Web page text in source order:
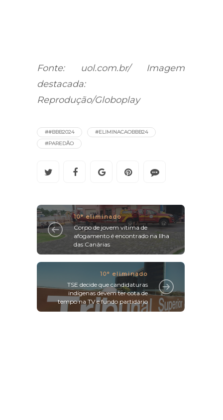
Fonte: uol.com.br/ Imagem
destacada:
Reprodução/Globoplay
##BBB2024
#ELIMINACAOBBB24
#PAREDÃO
10° eliminado
Corpo de jovem vítima de
afogamento é encontrado na Ilha
das Canárias
10° eliminado
TSE decide que candidaturas
indígenas devem ter cota de
tempo na TV e fundo partidário